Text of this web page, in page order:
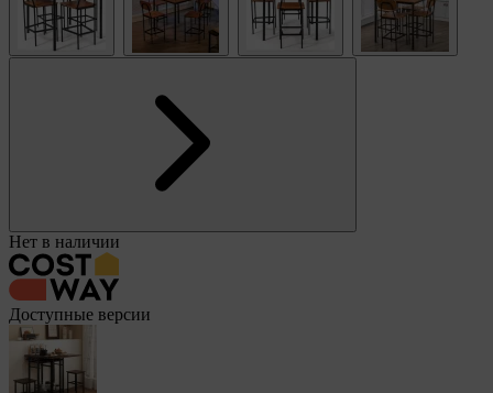
Нет в наличии
Доступные версии